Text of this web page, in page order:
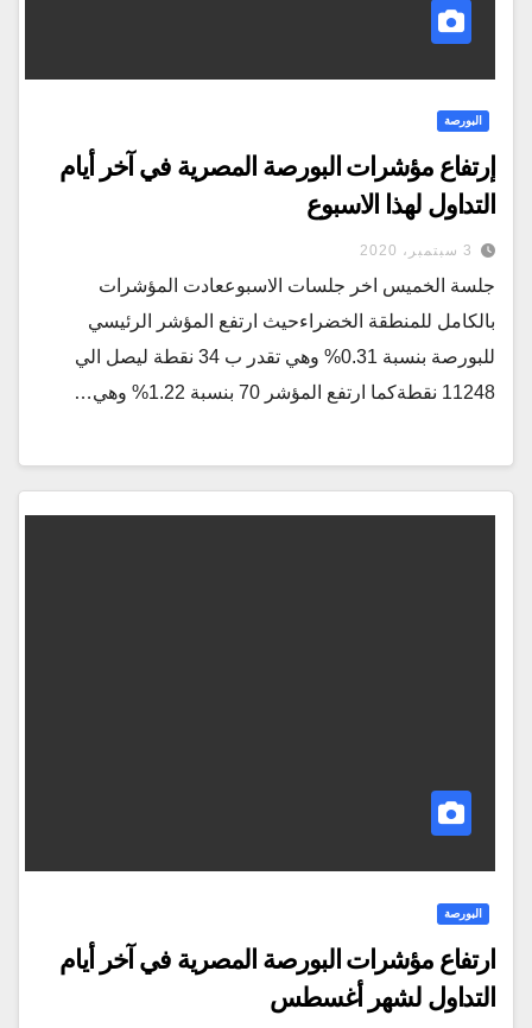
البورصة
إرتفاع مؤشرات البورصة المصرية في آخر أيام
التداول لهذا الاسبوع
3 سبتمبر، 2020
جلسة الخميس اخر جلسات الاسبوععادت المؤشرات
بالكامل للمنطقة الخضراءحيث ارتفع المؤشر الرئيسي
للبورصة بنسبة 0.31% وهي تقدر ب 34 نقطة ليصل الي
11248 نقطةكما ارتفع المؤشر 70 بنسبة 1.22% وهي…
البورصة
ارتفاع مؤشرات البورصة المصرية في آخر أيام
التداول لشهر أغسطس